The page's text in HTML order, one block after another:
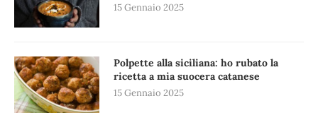
15 Gennaio 2025
Polpette alla siciliana: ho rubato la
ricetta a mia suocera catanese
15 Gennaio 2025